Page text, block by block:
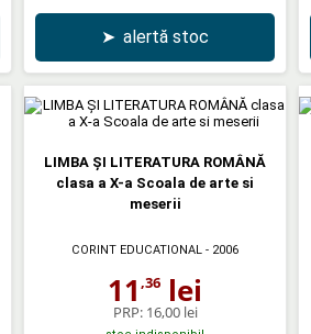
➤ alertă stoc
LIMBA ŞI LITERATURA ROMÂNĂ
clasa a X-a Scoala de arte si
meserii
CORINT EDUCATIONAL - 2006
11 ,36 lei
PRP: 16,00 lei